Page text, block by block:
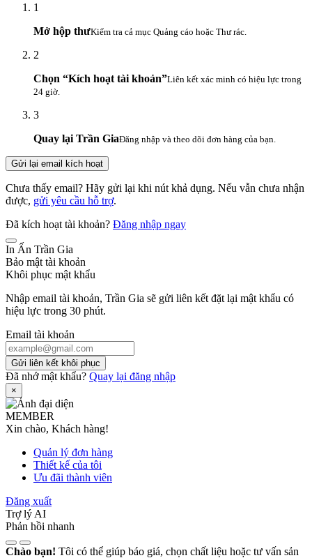
1
Mở hộp thưKiểm tra cả mục Quảng cáo hoặc Thư rác.
2
Chọn “Kích hoạt tài khoản”Liên kết xác minh có hiệu lực trong
24 giờ.
3
Quay lại Trần GiaĐăng nhập và theo dõi đơn hàng của bạn.
Gửi lại email kích hoạt
Chưa thấy email? Hãy gửi lại khi nút khả dụng. Nếu vẫn chưa nhận
được, gửi yêu cầu hỗ trợ.
Đã kích hoạt tài khoản? Đăng nhập ngay
In Ấn Trần Gia
Bảo mật tài khoản
Khôi phục mật khẩu
Nhập email tài khoản, Trần Gia sẽ gửi liên kết đặt lại mật khẩu có
hiệu lực trong 30 phút.
Email tài khoản
Gửi liên kết khôi phục
Đã nhớ mật khẩu? Quay lại đăng nhập
×
MEMBER
Xin chào, Khách hàng!
Quản lý đơn hàng
Thiết kế của tôi
Ưu đãi thành viên
Đăng xuất
Trợ lý AI
Phản hồi nhanh
Chào bạn! Tôi có thể giúp báo giá, chọn chất liệu hoặc tư vấn sản